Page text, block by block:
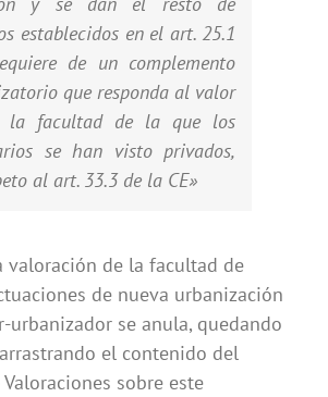
establecidos en el art. 25.1
de un complemento
que responda al valor
la facultad de la que los
se han visto privados,
al art. 33.3 de la CE»
valoración de la facultad de
de nueva urbanización
urbanizador se anula, quedando
el contenido del
sobre este